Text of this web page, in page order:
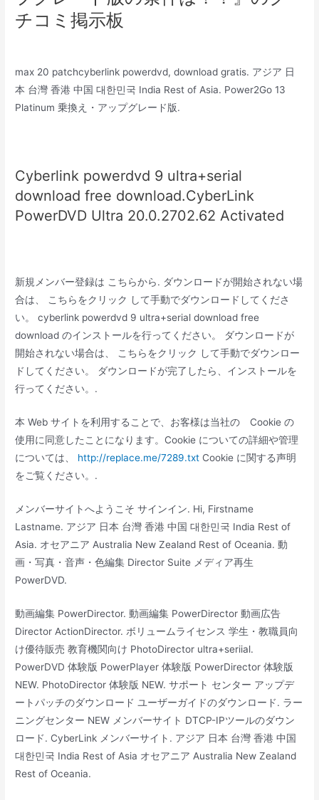
チコミ掲示板
max 20 patchcyberlink powerdvd, download gratis. アジア 日
本 台灣 香港 中国 대한민국 India Rest of Asia. Power2Go 13
Platinum 乗換え・アップグレード版.
Cyberlink powerdvd 9 ultra+serial
download free download.CyberLink
PowerDVD Ultra 20.0.2702.62 Activated
新規メンバー登録は こちらから. ダウンロードが開始されない場
合は、 こちらをクリック して手動でダウンロードしてくださ
い。 cyberlink powerdvd 9 ultra+serial download free
download のインストールを行ってください。 ダウンロードが
開始されない場合は、 こちらをクリック して手動でダウンロー
ドしてください。 ダウンロードが完了したら、インストールを
行ってください。.
本 Web サイトを利用することで、お客様は当社の Cookie の
使用に同意したことになります。Cookie についての詳細や管理
については、 http://replace.me/7289.txt Cookie に関する声明
をご覧ください。.
メンバーサイトへようこそ サインイン. Hi, Firstname
Lastname. アジア 日本 台灣 香港 中国 대한민국 India Rest of
Asia. オセアニア Australia New Zealand Rest of Oceania. 動
画・写真・音声・色編集 Director Suite メディア再生
PowerDVD.
動画編集 PowerDirector. 動画編集 PowerDirector 動画広告
Director ActionDirector. ボリュームライセンス 学生・教職員向
け優待販売 教育機関向け PhotoDirector ultra+seriial.
PowerDVD 体験版 PowerPlayer 体験版 PowerDirector 体験版
NEW. PhotoDirector 体験版 NEW. サポート センター アップデ
ートパッチのダウンロード ユーザーガイドのダウンロード. ラー
ニングセンター NEW メンバーサイト DTCP-IPツールのダウン
ロード. CyberLink メンバーサイト. アジア 日本 台灣 香港 中国
대한민국 India Rest of Asia オセアニア Australia New Zealand
Rest of Oceania.